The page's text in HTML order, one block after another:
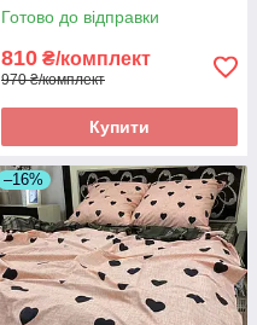
Готово до відправки
810 ₴/комплект
970 ₴/комплект
Купити
–16%